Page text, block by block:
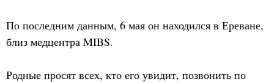
По последним данным, 6 мая он находился в Ереване,
близ медцентра MIBS.
Родные просят всех, кто его увидит, позвонить по